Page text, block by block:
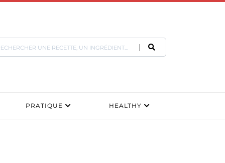
PRATIQUE HEALTHY